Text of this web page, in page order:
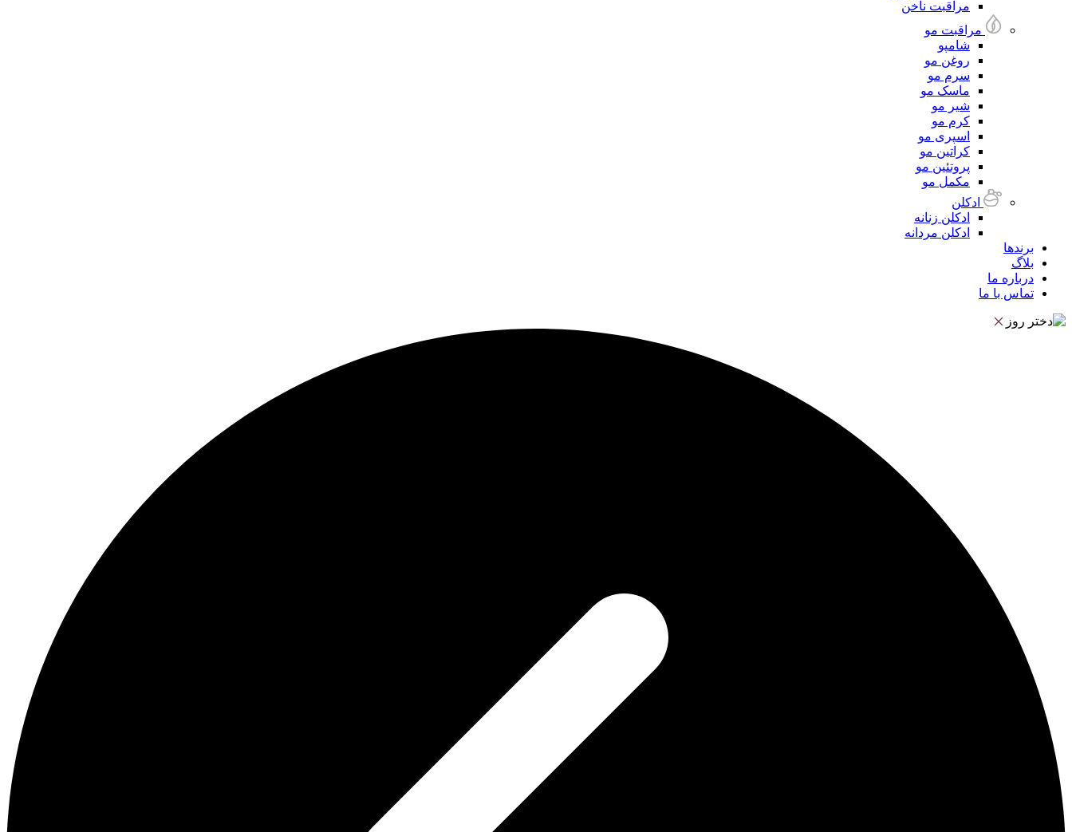
مراقبت ناخن
مراقبت مو
شامپو
روغن مو
سرم مو
ماسک مو
شیر مو
کرم مو
اسپری مو
کراتین مو
پروتئین مو
مکمل مو
ادکلن
ادکلن زنانه
ادکلن مردانه
برندها
بلاگ
درباره ما
تماس با ما